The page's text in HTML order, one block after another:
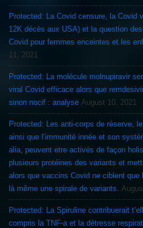
Protected: La Covid censure, la Covid
12K décès aux USA) et la question
Covid pour femmes enceintes et les
11, 2021
Protected: La molécule molnupiravir
viral Covid efficace alors que
sinon nocif : analyse August 10, 2021
Protected: Les anti-corps de réserve, le système CD 4 et CD 8 T-cells
ainsi que l’immunité innée et son
alia, peuvent etre activés de façon
plusieurs protéines des variants et
alors que vaccins Covid ne ciblent que
là même une spirale de variants.
Protected: La Spiruline contribuerait
compris la TNF-a et la détresse